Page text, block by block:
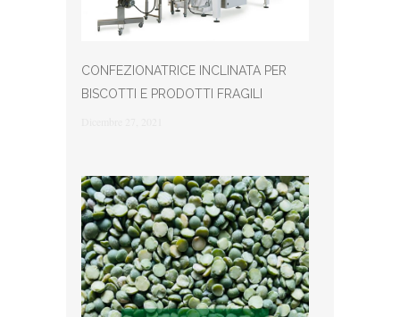
CONFEZIONATRICE INCLINATA PER
BISCOTTI E PRODOTTI FRAGILI